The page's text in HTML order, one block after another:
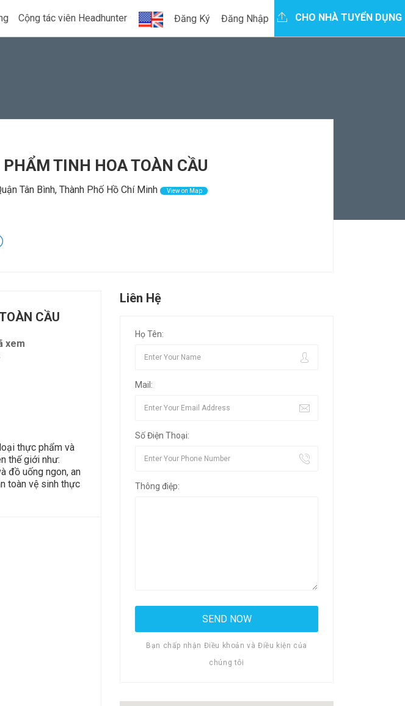
Cộng tác viên Headhunter Đăng Ký Đăng Nhập CHO NHÀ TUYỂN DỤNG
TINH HOA TOÀN CẦU
Tân Bình, Thành Phố Hồ Chí Minh View on Map
CẦU
xem
thực phẩm và
thế giới như:
đồ uống ngon, an
toàn vệ sinh thực
Liên Hệ
Họ Tên:
Mail:
Số Điện Thoại:
Thông điệp:
Bạn chấp nhận Điều khoản và Điều kiện của
chúng tôi